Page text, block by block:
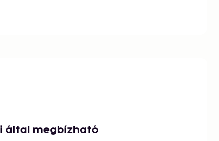
által megbízható